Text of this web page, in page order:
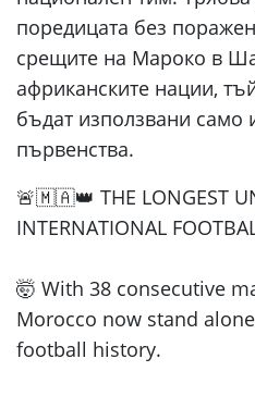
поредицата без
срещите на Мароко в
африканските нации,
бъдат използвани само
първенства.
🚨🇲🇦👑 THE LONGEST
INTERNATIONAL
🤯 With 38 consecutive
Morocco now stand
football history.